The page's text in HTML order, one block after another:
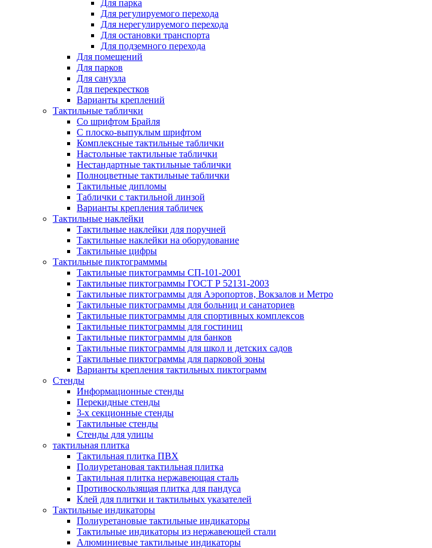
Для парка
Для регулируемого перехода
Для нерегулируемого перехода
Для остановки транспорта
Для подземного перехода
Для помещений
Для парков
Для санузла
Для перекрестков
Варианты креплений
Тактильные таблички
Со шрифтом Брайля
С плоско-выпуклым шрифтом
Комплексные тактильные таблички
Настольные тактильные таблички
Нестандартные тактильные таблички
Полноцветные тактильные таблички
Тактильные дипломы
Таблички с тактильной линзой
Варианты крепления табличек
Тактильные наклейки
Тактильные наклейки для поручней
Тактильные наклейки на оборудование
Тактильные цифры
Тактильные пиктограмммы
Тактильные пиктограммы СП-101-2001
Тактильные пиктограммы ГОСТ Р 52131-2003
Тактильные пиктограммы для Аэропортов, Вокзалов и Метро
Тактильные пиктограммы для больниц и санаториев
Тактильные пиктограммы для спортивных комплексов
Тактильные пиктограммы для гостиниц
Тактильные пиктограммы для банков
Тактильные пиктограммы для школ и детских садов
Тактильные пиктограммы для парковой зоны
Варианты крепления тактильных пиктограмм
Стенды
Информационные стенды
Перекидные стенды
3-х секционные стенды
Тактильные стенды
Стенды для улицы
тактильная плитка
Тактильная плитка ПВХ
Полиуретановая тактильная плитка
Тактильная плитка нержавеющая сталь
Противоскользящая плитка для пандуса
Клей для плитки и тактильных указателей
Тактильные индикаторы
Полиуретановые тактильные индикаторы
Тактильные индикаторы из нержавеющей стали
Алюминиевые тактильные индикаторы